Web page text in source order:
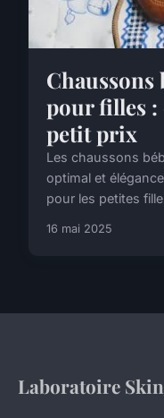
Chaussons
pour filles :
petit prix
Les chaussons
optimal et
pour les petites
16 mai 2025
Laboratoire